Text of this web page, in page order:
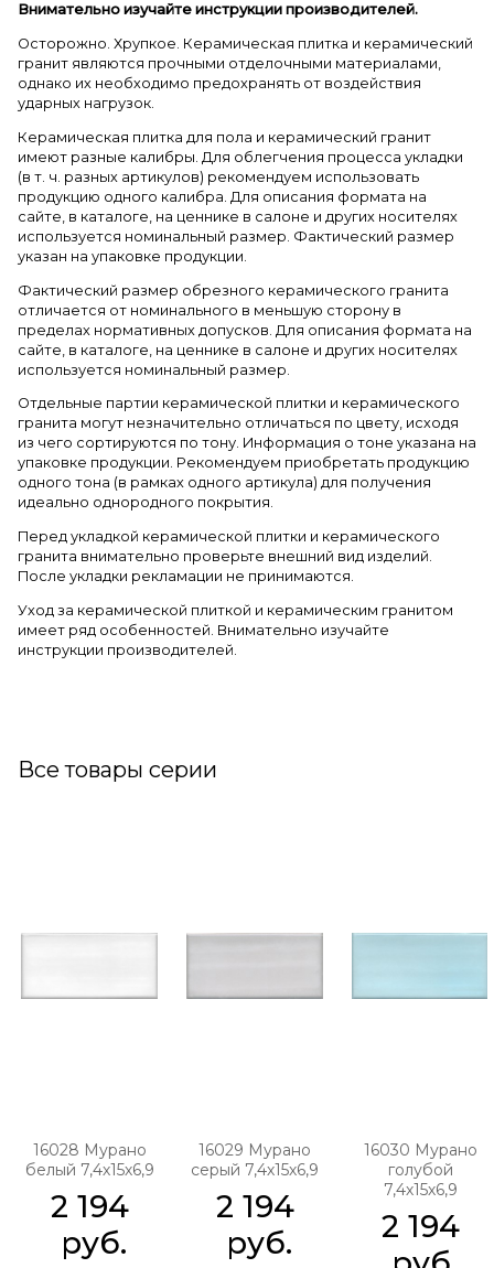
Внимательно изучайте инструкции производителей.
Осторожно. Хрупкое. Керамическая плитка и керамический
гранит являются прочными отделочными материалами,
однако их необходимо предохранять от воздействия
ударных нагрузок.
Керамическая плитка для пола и керамический гранит
имеют разные калибры. Для облегчения процесса укладки
(в т. ч. разных артикулов) рекомендуем использовать
продукцию одного калибра. Для описания формата на
сайте, в каталоге, на ценнике в салоне и других носителях
используется номинальный размер. Фактический размер
указан на упаковке продукции.
Фактический размер обрезного керамического гранита
отличается от номинального в меньшую сторону в
пределах нормативных допусков. Для описания формата на
сайте, в каталоге, на ценнике в салоне и других носителях
используется номинальный размер.
Отдельные партии керамической плитки и керамического
гранита могут незначительно отличаться по цвету, исходя
из чего сортируются по тону. Информация о тоне указана на
упаковке продукции. Рекомендуем приобретать продукцию
одного тона (в рамках одного артикула) для получения
идеально однородного покрытия.
Перед укладкой керамической плитки и керамического
гранита внимательно проверьте внешний вид изделий.
После укладки рекламации не принимаются.
Уход за керамической плиткой и керамическим гранитом
имеет ряд особенностей. Внимательно изучайте
инструкции производителей.
Все товары серии
16028 Мурано
белый 7,4х15х6,9
2 194
руб.
16029 Мурано
серый 7,4х15х6,9
2 194
руб.
16030 Мурано
голубой
7,4х15х6,9
2 194